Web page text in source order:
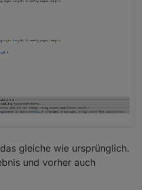
gleiche wie ursprünglich.
und vorher auch